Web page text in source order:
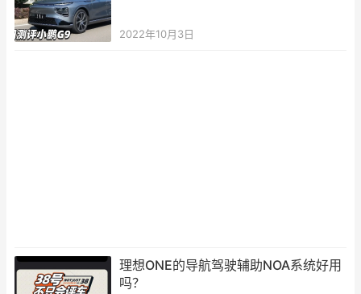
2022年10月3日
理想ONE的导航驾驶辅助NOA系统好用
吗？